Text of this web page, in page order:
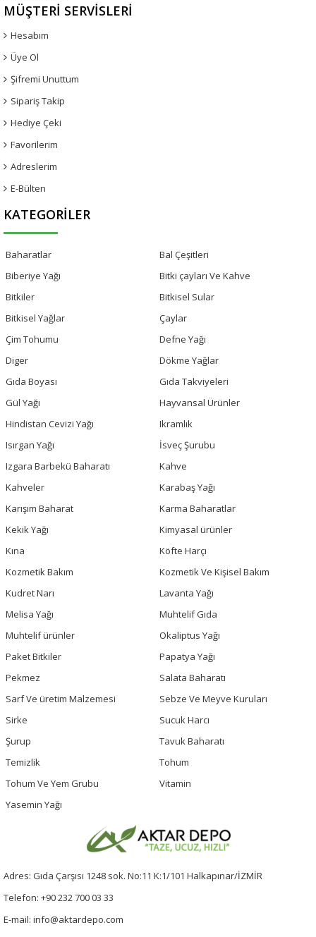
MÜŞTERI SERVISLERI
Hesabım
Üye Ol
Şifremi Unuttum
Sipariş Takip
Hediye Çeki
Favorilerim
Adreslerim
E-Bülten
KATEGORILER
Baharatlar
Bal Çeşitleri
Biberiye Yağı
Bitki çayları Ve Kahve
Bitkiler
Bitkisel Sular
Bitkisel Yağlar
Çaylar
Çim Tohumu
Defne Yağı
Diger
Dökme Yağlar
Gıda Boyası
Gıda Takviyeleri
Gül Yağı
Hayvansal Ürünler
Hindistan Cevizi Yağı
Ikramlık
Isırgan Yağı
İsveç Şurubu
Izgara Barbekü Baharatı
Kahve
Kahveler
Karabaş Yağı
Karışım Baharat
Karma Baharatlar
Kekik Yağı
Kimyasal ürünler
Kına
Köfte Harçı
Kozmetik Bakım
Kozmetik Ve Kişisel Bakım
Kudret Narı
Lavanta Yağı
Melisa Yağı
Muhtelif Gıda
Muhtelif ürünler
Okaliptus Yağı
Paket Bitkiler
Papatya Yağı
Pekmez
Salata Baharatı
Sarf Ve üretim Malzemesi
Sebze Ve Meyve Kuruları
Sirke
Sucuk Harcı
Şurup
Tavuk Baharatı
Temizlik
Tohum
Tohum Ve Yem Grubu
Vitamin
Yasemin Yağı
Adres: Gıda Çarşısı 1248 sok. No:11 K:1/101 Halkapınar/İZMİR
Telefon: +90 232 700 03 33
E-mail: info@aktardepo.com